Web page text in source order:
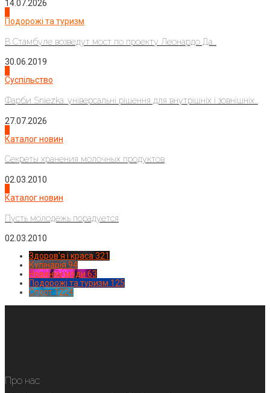
14.07.2026
Подорожі та туризм
В Стамбуле возведут мост по проекту Леонардо Да...
30.06.2019
Суспільство
Фарби Sniezka: універсальні рішення для внутрішніх і зовнішніх...
27.07.2026
Каталог новин
Секреты хранения молочных продуктов
02.03.2010
Каталог новин
Пусть молодежь порадуется
02.03.2010
Здоров'я і краса 321
Кулінарія 94
Новинки моди 63
Подорожі та туризм 125
Спорт1224
Про нас